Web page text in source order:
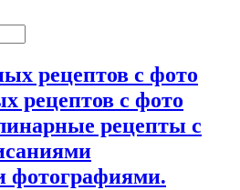
рецептов с фото
рецепты с
фотографиями.